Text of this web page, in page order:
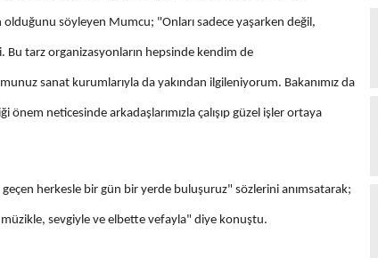
olduğunu söyleyen Mumcu; "Onları sadece yaşarken değil,
Bu tarz organizasyonların hepsinde kendim de
sanat kurumlarıyla da yakından ilgileniyorum. Bakanımız da
neticesinde arkadaşlarımızla çalışıp güzel işler ortaya
herkesle bir gün bir yerde buluşuruz" sözlerini anımsatarak;
sevgiyle ve elbette vefayla" diye konuştu.